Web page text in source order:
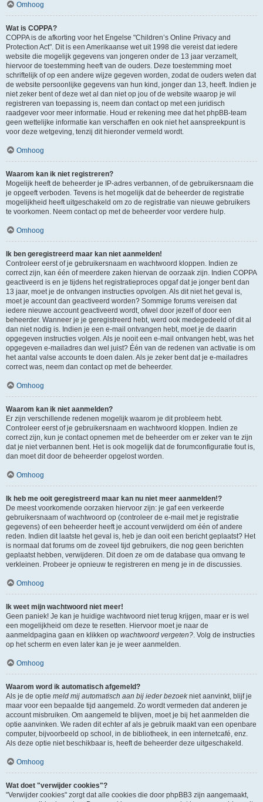
Omhoog
Wat is COPPA?
COPPA is de afkorting voor het Engelse "Children’s Online Privacy and
Protection Act". Dit is een Amerikaanse wet uit 1998 die vereist dat iedere
website die mogelijk gegevens van jongeren onder de 13 jaar verzamelt,
hiervoor de toestemming heeft van de ouders. Deze toestemming moet
schriftelijk of op een andere wijze gegeven worden, zodat de ouders weten dat
de website persoonlijke gegevens van hun kind, jonger dan 13, heeft. Indien je
niet zeker bent of deze wet al dan niet op jou of de website waarop je wil
registreren van toepassing is, neem dan contact op met een juridisch
raadgever voor meer informatie. Houd er rekening mee dat het phpBB-team
geen wettelijke informatie kan verschaffen en ook niet het aanspreekpunt is
voor deze wetgeving, tenzij dit hieronder vermeld wordt.
Omhoog
Waarom kan ik niet registreren?
Mogelijk heeft de beheerder je IP-adres verbannen, of de gebruikersnaam die
je opgeeft verboden. Tevens is het mogelijk dat de beheerder de registratie
mogelijkheid heeft uitgeschakeld om zo de registratie van nieuwe gebruikers
te voorkomen. Neem contact op met de beheerder voor verdere hulp.
Omhoog
Ik ben geregistreerd maar kan niet aanmelden!
Controleer eerst of je gebruikersnaam en wachtwoord kloppen. Indien ze
correct zijn, kan één of meerdere zaken hiervan de oorzaak zijn. Indien COPPA
geactiveerd is en je tijdens het registratieproces opgaf dat je jonger bent dan
13 jaar, moet je de ontvangen instructies opvolgen. Als dit niet het geval is,
moet je account dan geactiveerd worden? Sommige forums vereisen dat
iedere nieuwe account geactiveerd wordt, ofwel door jezelf of door een
beheerder. Wanneer je je geregistreerd hebt, werd ook medegedeeld of dit al
dan niet nodig is. Indien je een e-mail ontvangen hebt, moet je de daarin
opgegeven instructies volgen. Als je nooit een e-mail ontvangen hebt, was het
opgegeven e-mailadres dan wel juist? Één van de redenen van activatie is om
het aantal valse accounts te doen dalen. Als je zeker bent dat je e-mailadres
correct was, neem dan contact op met de beheerder.
Omhoog
Waarom kan ik niet aanmelden?
Er zijn verschillende redenen mogelijk waarom je dit probleem hebt.
Controleer eerst of je gebruikersnaam en wachtwoord kloppen. Indien ze
correct zijn, kun je contact opnemen met de beheerder om er zeker van te zijn
dat je niet verbannen bent. Het is ook mogelijk dat de forumconfiguratie fout is,
dan moet dit door de beheerder opgelost worden.
Omhoog
Ik heb me ooit geregistreerd maar kan nu niet meer aanmelden!?
De meest voorkomende oorzaken hiervoor zijn: je gaf een verkeerde
gebruikersnaam of wachtwoord op (controleer de e-mail met je registratie
gegevens) of een beheerder heeft je account verwijderd om één of andere
reden. Indien dit laatste het geval is, heb je dan ooit een bericht geplaatst? Het
is normaal dat forums om de zoveel tijd gebruikers, die nog geen berichten
geplaatst hebben, verwijderen. Dit doen ze om de database qua omvang te
verkleinen. Probeer je opnieuw te registreren en meng je in de discussies.
Omhoog
Ik weet mijn wachtwoord niet meer!
Geen paniek! Je kan je huidige wachtwoord niet terug krijgen, maar er is wel
een mogelijkheid om deze te resetten. Hiervoor moet je naar de
aanmeldpagina gaan en klikken op wachtwoord vergeten?. Volg de instructies
op het scherm en even later kan je je weer aanmelden.
Omhoog
Waarom word ik automatisch afgemeld?
Als je de optie meld mij automatisch aan bij ieder bezoekniet aanvinkt, blijf je
maar voor een bepaalde tijd aangemeld. Zo wordt vermeden dat anderen je
account misbruiken. Om aangemeld te blijven, moet je bij het aanmelden die
optie aanvinken. We raden dit echter af als je gebruik maakt van een openbare
computer, bijvoorbeeld op school, in de bibliotheek, in een internetcafé, enz.
Als deze optie niet beschikbaar is, heeft de beheerder deze uitgeschakeld.
Omhoog
Wat doet "verwijder cookies"?
"Verwijder cookies" zorgt dat alle cookies die door phpBB3 zijn aangemaakt,